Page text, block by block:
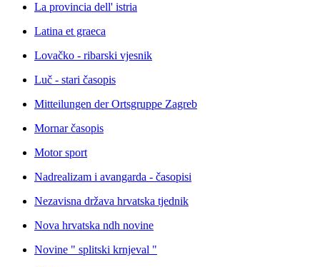
La provincia dell' istria
Latina et graeca
Lovačko - ribarski vjesnik
Luč - stari časopis
Mitteilungen der Ortsgruppe Zagreb
Mornar časopis
Motor sport
Nadrealizam i avangarda - časopisi
Nezavisna država hrvatska tjednik
Nova hrvatska ndh novine
Novine " splitski krnjeval "